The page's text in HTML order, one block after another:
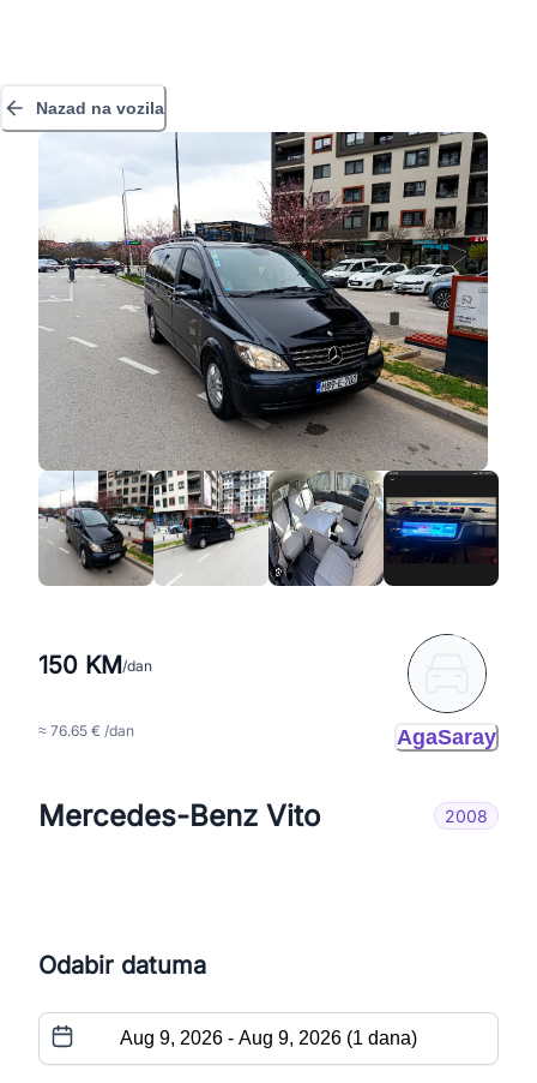
Nazad na vozila
150 KM/dan
≈ 76.65 € /dan AgaSaray
Mercedes-Benz Vito 2008
Odabir datuma